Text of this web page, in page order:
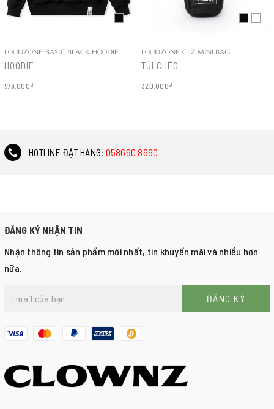
LOUDZONE BASIC BLACK HOODIE
HOODIE
579.000₫
LOUDZONE CLZ MINI BAG
TÚI CHÉO
320.000₫
HOTLINE ĐẶT HÀNG: 058660 8660
ĐĂNG KÝ NHẬN TIN
Nhận thông tin sản phẩm mới nhất, tin khuyến mãi và nhiều hơn
nữa.
ĐĂNG KÝ